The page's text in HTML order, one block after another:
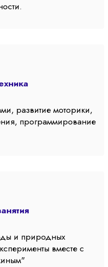
развитие моторики,
программирование
и природных
вместе с